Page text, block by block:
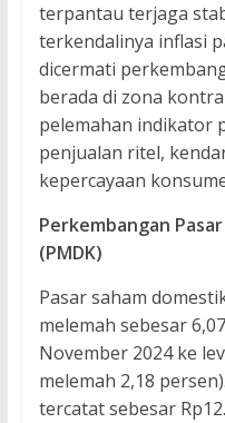
terpantau terjaga
terkendalinya inflasi
dicermati
berada di zona
pelemahan indikator
penjualan ritel,
kepercayaan
Perkembangan
(PMDK)
Pasar saham
melemah sebesar
November 2024 ke
melemah 2,18
tercatat sebesar